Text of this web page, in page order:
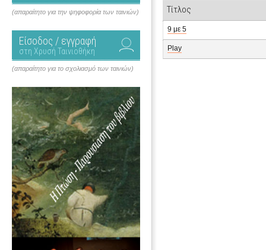
(απαραίτητο για την ψηφοφορία των ταινιών)
Είσοδος / εγγραφή
στη Χρυσή Ταινιοθήκη
(απαραίτητο για το σχολιασμό των ταινιών)
Τίτλος
9 με 5
Play